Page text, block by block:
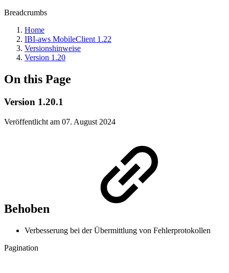
Breadcrumbs
Home
IBI-aws MobileClient 1.22
Versionshinweise
Version 1.20
On this Page
Version 1.20.1
Veröffentlicht am 07. August 2024
Behoben
Verbesserung bei der Übermittlung von Fehlerprotokollen
Pagination